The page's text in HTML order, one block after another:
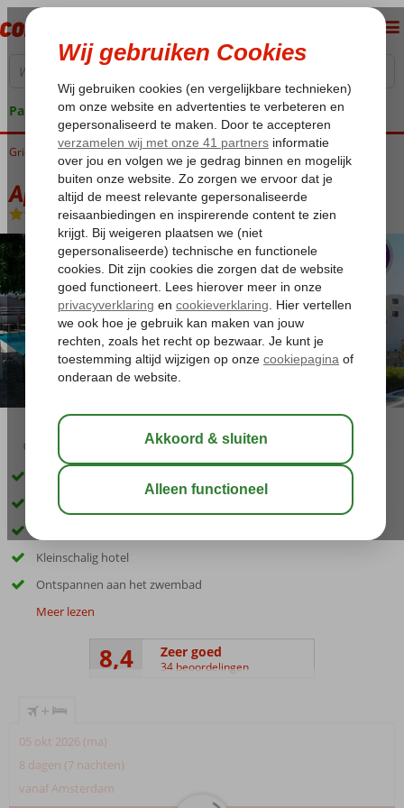
Pakketgarantie
Home
Griekenland Samos Pythagorion Apollon Hotel
Apollon Hotel
Logies en ontbijt-Hotel
03:15
Only Adult: min. leeftijd 12 jaar
Gelegen op ca. 500 meter van het Potokaki strand
Kleinschalig hotel
Ontspannen aan het zwembad
Meer lezen
8,4 Zeer goed
34 beoordelingen
+
05 okt 2026 (ma)
8 dagen (7 nachten)
vanaf Amsterdam